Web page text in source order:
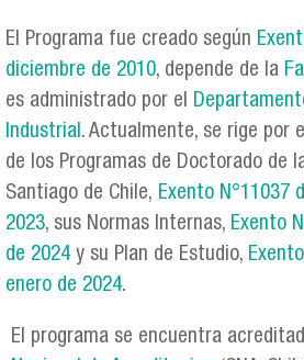
El Programa fue creado según
diciembre de 2010, depende de la
es administrado por el
Industrial . Actualmente, se rige por
de los Programas de Doctorado de
Santiago de Chile, Exento N°11037
2023, sus Normas Internas, Exento
de 2024y su Plan de Estudio,
enero de 2024.
El programa se encuentra